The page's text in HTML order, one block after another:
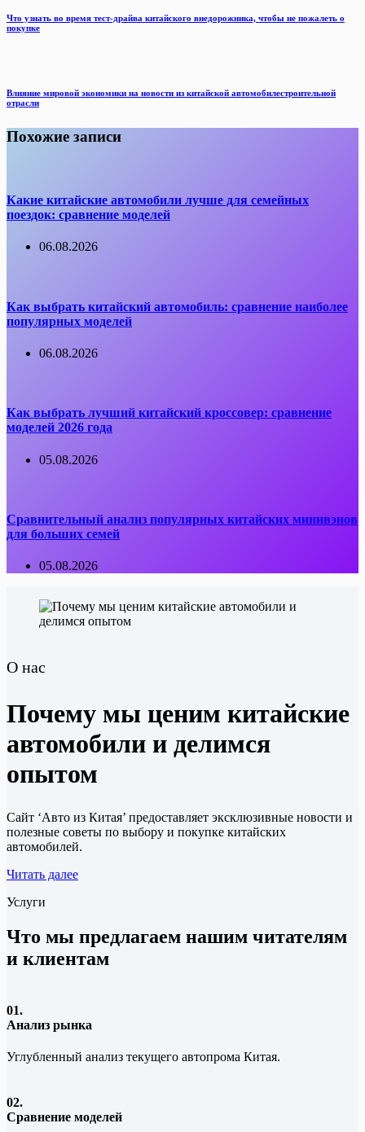
Что узнать во время тест-драйва китайского внедорожника, чтобы не пожалеть о
покупке
Влияние мировой экономики на новости из китайской автомобилестроительной
отрасли
Похожие записи
Какие китайские автомобили лучше для семейных
поездок: сравнение моделей
06.08.2026
Как выбрать китайский автомобиль: сравнение наиболее
популярных моделей
06.08.2026
Как выбрать лучший китайский кроссовер: сравнение
моделей 2026 года
05.08.2026
Сравнительный анализ популярных китайских минивэнов
для больших семей
05.08.2026
О нас
Почему мы ценим китайские
автомобили и делимся
опытом
Сайт ‘Авто из Китая’ предоставляет эксклюзивные новости и
полезные советы по выбору и покупке китайских
автомобилей.
Читать далее
Услуги
Что мы предлагаем нашим читателям
и клиентам
01.
Анализ рынка
Углубленный анализ текущего автопрома Китая.
02.
Сравнение моделей